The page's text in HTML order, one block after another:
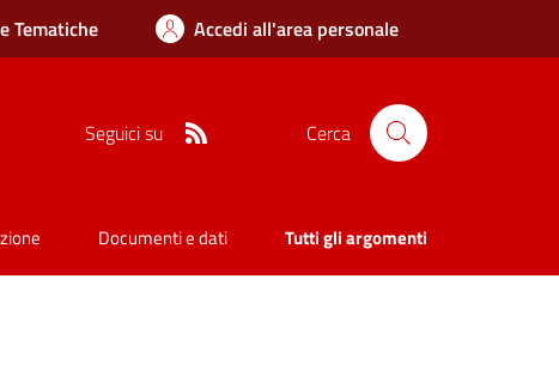
Tematiche Accedi all'area personale
Seguici su Cerca
Documenti e dati Tutti gli argomenti